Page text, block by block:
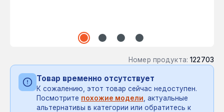
Номер продукта: 122703
Товар временно отсутствует
К сожалению, этот товар сейчас недоступен.
Посмотрите похожие модели , актуальные
альтернативы в категории или обратитесь к